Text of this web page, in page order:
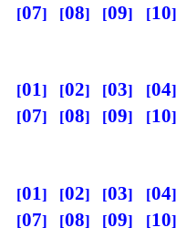
07
08 09 10
01 02 03 04
07
08 09 10
01 02 03 04
07
08 09 10